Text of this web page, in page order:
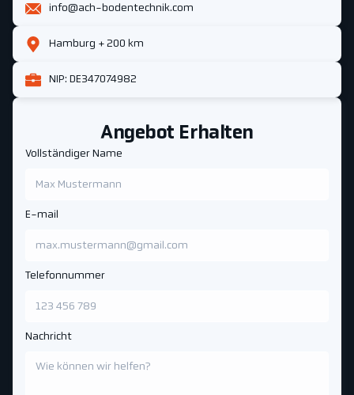
Angebot Erhalten
Vollständiger Name
E-mail
Telefonnummer
Nachricht
info@ach-bodentechnik.com
Hamburg + 200 km
NIP: DE347074982